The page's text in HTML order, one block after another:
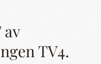
TV4.